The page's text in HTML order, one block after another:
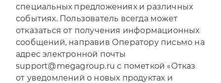
специальных предложениях и различных
событиях. Пользователь всегда может
отказаться от получения информационных
сообщений, направив Оператору письмо на
адрес электронной почты
support@megagroup.ru с пометкой «Отказ
от уведомлений о новых продуктах и